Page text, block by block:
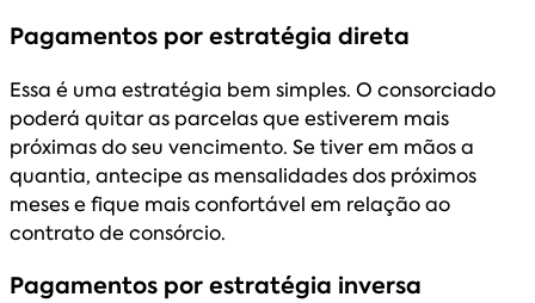
Pagamentos por estratégia direta
Essa é uma estratégia bem simples. O consorciado
poderá quitar as parcelas que estiverem mais
próximas do seu vencimento. Se tiver em mãos a
quantia, antecipe as mensalidades dos próximos
meses e fique mais confortável em relação ao
contrato de consórcio.
Pagamentos por estratégia inversa